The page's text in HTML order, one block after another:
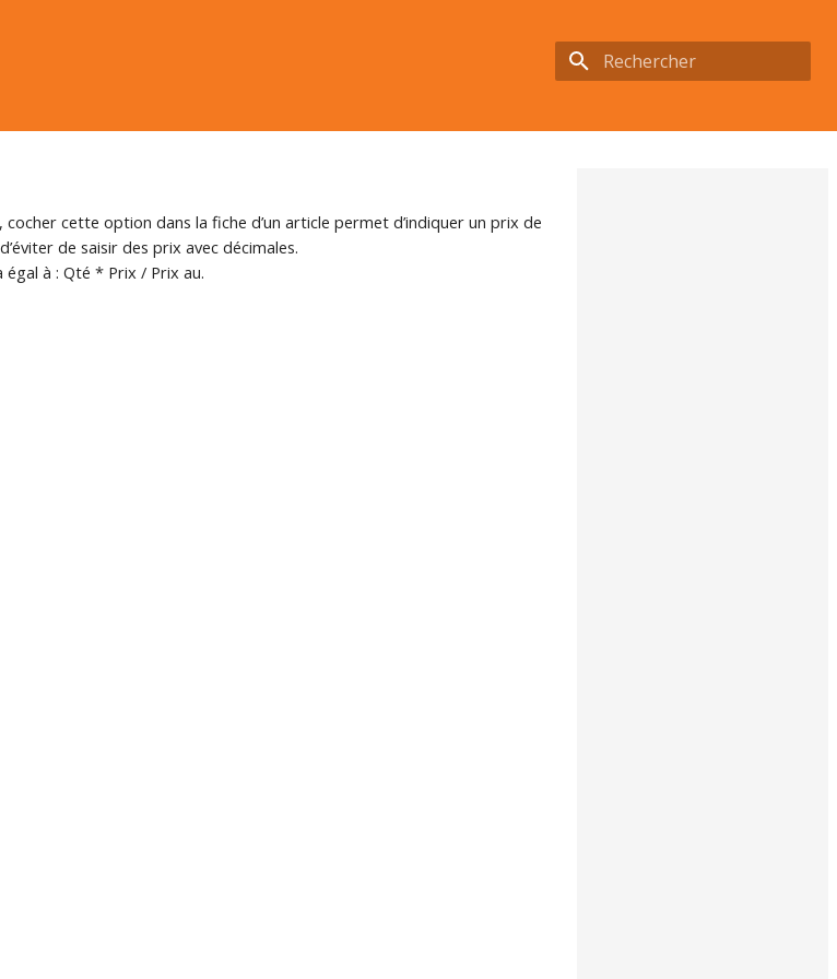
cette option dans la fiche d’un article permet d’indiquer un prix de
de saisir des prix avec décimales.
à : Qté * Prix / Prix au.